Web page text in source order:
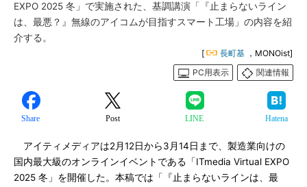
EXPO 2025 冬」で実施された、基調講演「『止まらないライン
は、最悪？』無線のアイコムが目指すスマート工場」の内容を紹
介する。
[ 長町基 ，MONOist]
PC用表示
関連情報
Share Post LINE Hatena
アイティメディアは2月12日から3月14日まで、製造業向けの
国内最大級のオンラインイベントである「ITmedia Virtual EXPO
2025 冬」を開催した。本稿では「『止まらないラインは、最